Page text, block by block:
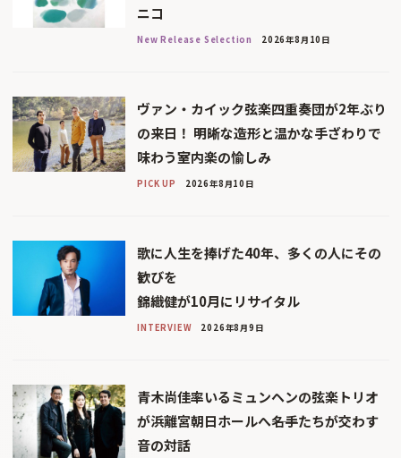
ニコ
New Release Selection 2026年8月10日
ヴァン・カイック弦楽四重奏団が2年ぶり
の来日！ 明晰な造形と温かな手ざわりで
味わう室内楽の愉しみ
PICK UP 2026年8月10日
歌に人生を捧げた40年、多くの人にその
歓びを
錦織健が10月にリサイタル
INTERVIEW 2026年8月9日
青木尚佳率いるミュンヘンの弦楽トリオ
が浜離宮朝日ホールへ――名手たちが交わす
音の対話